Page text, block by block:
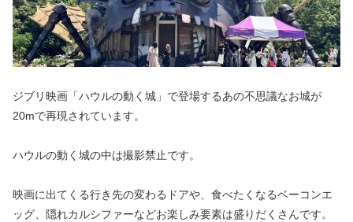
ジブリ映画「ハウルの動く城」で登場するあの不思議なお城が
20mで再現されています。
ハウルの動く城の中は撮影禁止です。
映画に出てくる行き先の変わるドアや、食べたくなるベーコンエ
ッグ、隠れカルシファーなどお楽しみ要素は盛りだくさんです。